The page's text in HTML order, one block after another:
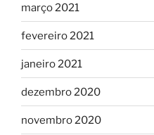
março 2021
fevereiro 2021
janeiro 2021
dezembro 2020
novembro 2020